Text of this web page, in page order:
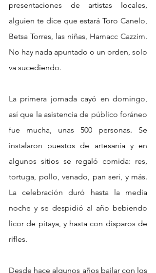
presentaciones de artistas locales,
alguien te dice que estará Toro Canelo,
Betsa Torres, las niñas, Hamacc Cazzim.
No hay nada apuntado o un orden, solo
va sucediendo.
La primera jornada cayó en domingo,
así que la asistencia de público foráneo
fue mucha, unas 500 personas. Se
instalaron puestos de artesanía y en
algunos sitios se regaló comida: res,
tortuga, pollo, venado, pan seri, y más.
La celebración duró hasta la media
noche y se despidió al año bebiendo
licor de pitaya, y hasta con disparos de
rifles.
Desde hace algunos años bailar con los